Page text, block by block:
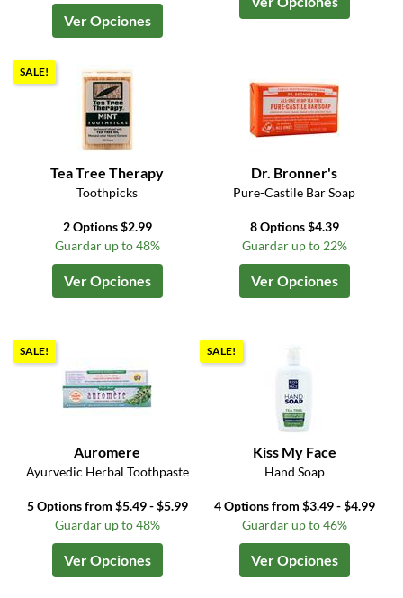
Ver Opciones
SALE!
Tea Tree Therapy
Toothpicks
2 Options $2.99
Guardar up to 48%
Ver Opciones
Dr. Bronner's
Pure-Castile Bar Soap
8 Options $4.39
Guardar up to 22%
Ver Opciones
SALE!
Auromere
Ayurvedic Herbal Toothpaste
5 Options from $5.49 - $5.99
Guardar up to 48%
Ver Opciones
SALE!
Kiss My Face
Hand Soap
4 Options from $3.49 - $4.99
Guardar up to 46%
Ver Opciones